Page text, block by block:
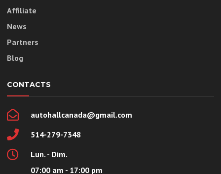
Affiliate
News
Partners
Blog
CONTACTS
autohallcanada@gmail.com
514-279-7348
Lun. - Dim.
07:00 am - 17:00 pm